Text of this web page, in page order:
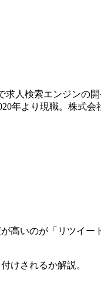
人検索エンジンの
年より現職。株式
高いのが「リツイ
けされるか解説。